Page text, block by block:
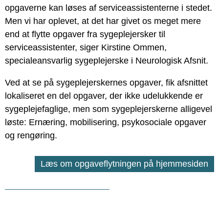
opgaverne kan løses af serviceassistenterne i stedet.
Men vi har oplevet, at det har givet os meget mere
end at flytte opgaver fra sygeplejersker til
serviceassistenter, siger Kirstine Ommen,
specialeansvarlig sygeplejerske i Neurologisk Afsnit.
Ved at se på sygeplejerskernes opgaver, fik afsnittet
lokaliseret en del opgaver, der ikke udelukkende er
sygeplejefaglige, men som sygeplejerskerne alligevel
løste: Ernæring, mobilisering, psykosociale opgaver
og rengøring.
Læs om opgaveflytningen på hjemmesiden